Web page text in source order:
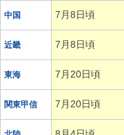
中国 7月8日頃
近畿 7月8日頃
東海 7月20日頃
関東甲信 7月20日頃